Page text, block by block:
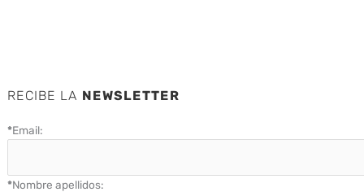
RECIBE LA NEWSLETTER
*Email:
*Nombre apellidos: